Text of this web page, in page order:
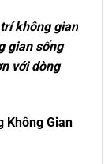
không gian
gian sống
với dòng
Không Gian